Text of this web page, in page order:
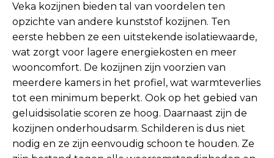
Veka kozijnen bieden tal van voordelen ten
opzichte van andere kunststof kozijnen. Ten
eerste hebben ze een uitstekende isolatiewaarde,
wat zorgt voor lagere energiekosten en meer
wooncomfort. De kozijnen zijn voorzien van
meerdere kamers in het profiel, wat warmteverlies
tot een minimum beperkt. Ook op het gebied van
geluidsisolatie scoren ze hoog. Daarnaast zijn de
kozijnen onderhoudsarm. Schilderen is dus niet
nodig en ze zijn eenvoudig schoon te houden. Ze